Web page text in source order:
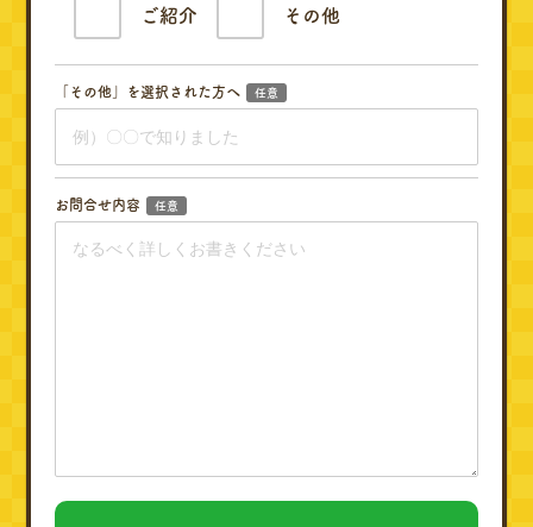
ご紹介 その他
「その他」を選択された方へ 任意
お問合せ内容 任意